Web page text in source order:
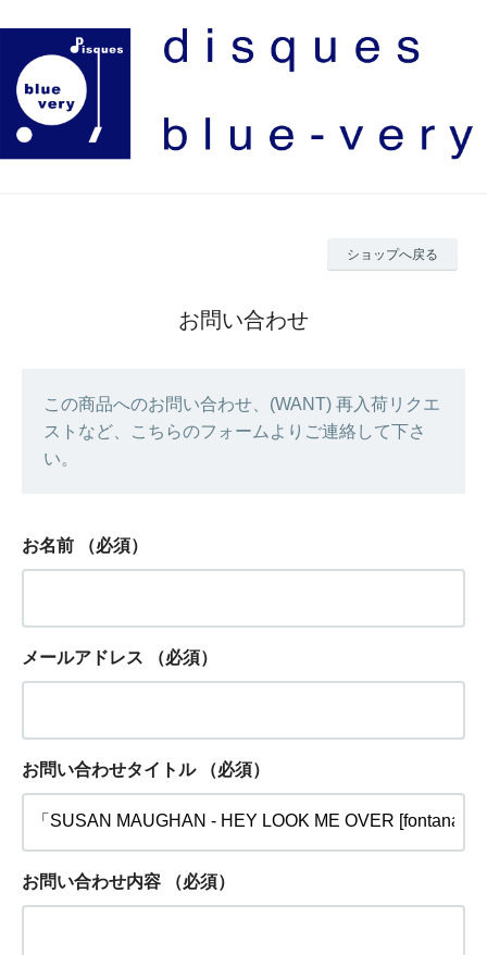
ショップへ戻る
お問い合わせ
この商品へのお問い合わせ、(WANT) 再入荷リクエ
ストなど、こちらのフォームよりご連絡して下さ
い。
お名前 （必須）
メールアドレス （必須）
お問い合わせタイトル （必須）
お問い合わせ内容 （必須）